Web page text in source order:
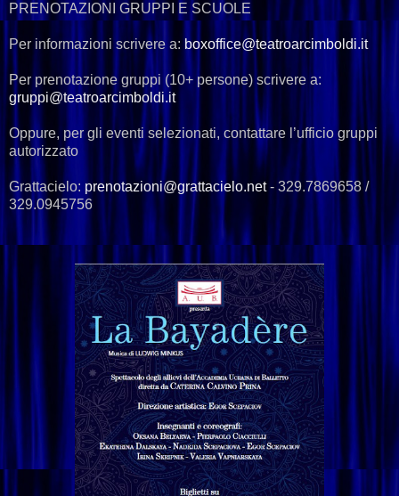
PRENOTAZIONI GRUPPI E SCUOLE
Per informazioni scrivere a: boxoffice@teatroarcimboldi.it
Per prenotazione gruppi (10+ persone) scrivere a:
gruppi@teatroarcimboldi.it
Oppure, per gli eventi selezionati, contattare l’ufficio gruppi
autorizzato
Grattacielo: prenotazioni@grattacielo.net- 329.7869658 /
329.0945756